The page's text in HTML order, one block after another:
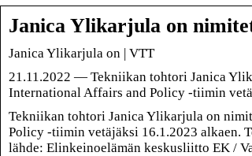
Janica Ylikarjula on
Janica Ylikarjula on | VTT
21.11.2022 — Tekniikan tohtori Janica
International Affairs and Policy -tiimin
Tekniikan tohtori Janica Ylikarjula on
Policy -tiimin vetäjäksi 16.1.2023 alkaen.
lähde: Elinkeinoelämän keskusliitto EK /